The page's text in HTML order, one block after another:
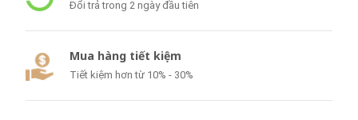
Đổi trả trong 2 ngày đầu tiên
Mua hàng tiết kiệm
Tiết kiệm hơn từ 10% - 30%